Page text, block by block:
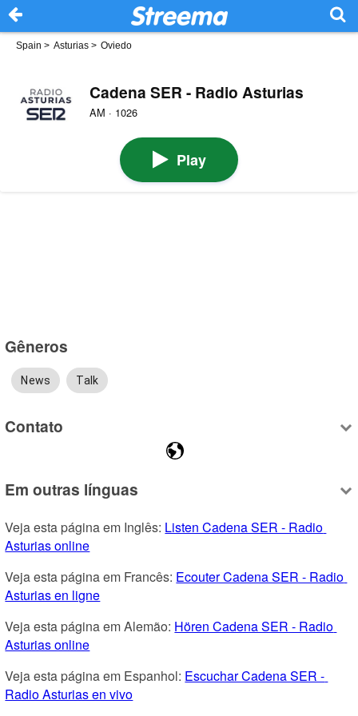
Spain > Asturias > Oviedo
Cadena SER - Radio Asturias
AM · 1026
Play
Gêneros
News Talk
Contato
Em outras línguas
Veja esta página em Inglês: Listen Cadena SER - Radio
Asturias online
Veja esta página em Francês: Ecouter Cadena SER - Radio
Asturias en ligne
Veja esta página em Alemão: Hören Cadena SER - Radio
Asturias online
Veja esta página em Espanhol: Escuchar Cadena SER -
Radio Asturias en vivo